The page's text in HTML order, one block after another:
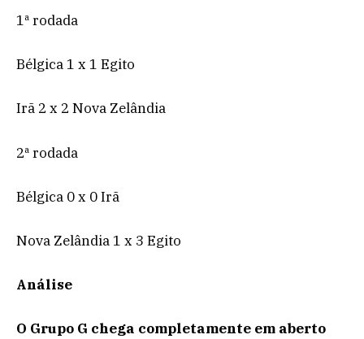
1ª rodada
Bélgica 1 x 1 Egito
Irã 2 x 2 Nova Zelândia
2ª rodada
Bélgica 0 x 0 Irã
Nova Zelândia 1 x 3 Egito
Análise
O Grupo G chega completamente em aberto